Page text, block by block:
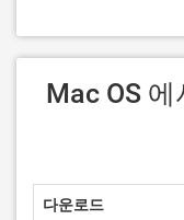
다운로드